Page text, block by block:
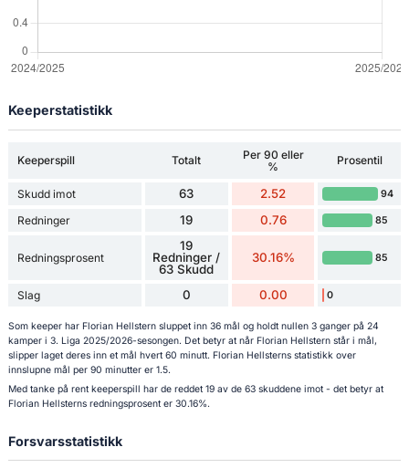
Keeperstatistikk
Keeperspill Totalt
Per 90 eller
%
Prosentil
Skudd imot 63 2.52 94
Redninger 19 0.76 85
Redningsprosent
19
Redninger /
63 Skudd
30.16% 85
Slag 0 0.00 0
Som keeper har Florian Hellstern sluppet inn 36 mål og holdt nullen 3 ganger på 24
kamper i 3. Liga 2025/2026-sesongen. Det betyr at når Florian Hellstern står i mål,
slipper laget deres inn et mål hvert 60 minutt. Florian Hellsterns statistikk over
innslupne mål per 90 minutter er 1.5.
Med tanke på rent keeperspill har de reddet 19 av de 63 skuddene imot - det betyr at
Florian Hellsterns redningsprosent er 30.16%.
Forsvarsstatistikk